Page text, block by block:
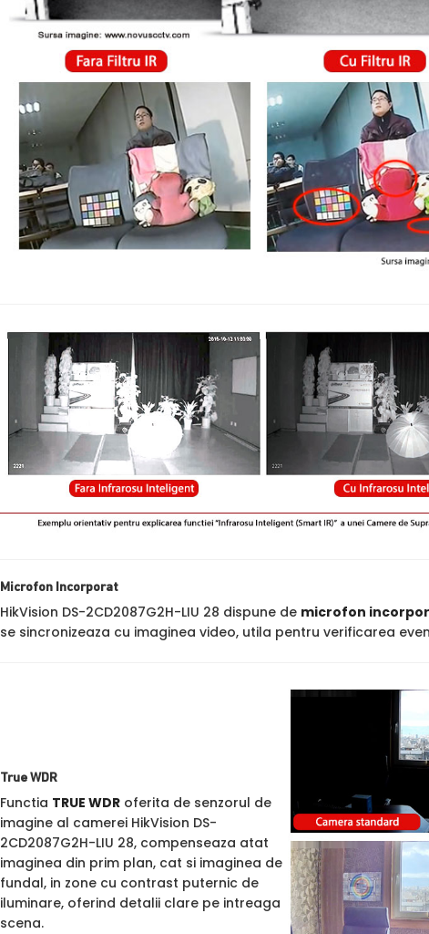
Microfon Incorporat
HikVision DS-2CD2087G2H-LIU 28 dispune de microfon
se sincronizeaza cu imaginea video, utila pentru verificarea
True WDR
Functia TRUE WDR oferita de senzorul de
imagine al camerei HikVision DS-
2CD2087G2H-LIU 28, compenseaza atat
imaginea din prim plan, cat si imaginea de
fundal, in zone cu contrast puternic de
iluminare, oferind detalii clare pe intreaga
scena.